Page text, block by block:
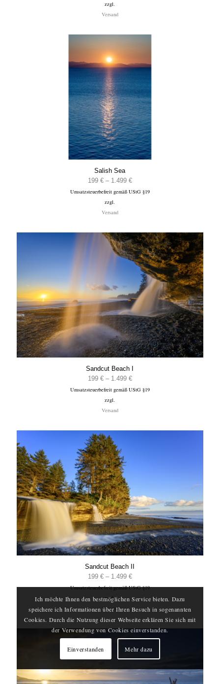
zzgl.
Versand
Salish Sea
199 € – 1.499 €Preisspanne:
199 €
Umsatzsteuerbefreit gemäß UStG §19
zzgl.
Versand
Sandcut Beach I
199 € – 1.499 €Preisspanne:
199 €
Umsatzsteuerbefreit gemäß UStG §19
zzgl.
Versand
Sandcut Beach II
199 € – 1.499 €Preisspanne:
199 €
bis
1.499 €
Umsatzsteuerbefreit gemäß UStG §19
zzgl.
Versand
Ich möchte Ihnen den bestmöglichen Service bieten. Dazu
speichere ich Informationen über Ihren Besuch in sogenannten
Cookies. Durch die Nutzung dieser Webseite erklären Sie sich mit
der Verwendung von Cookies einverstanden.
Einverstanden Mehr dazu